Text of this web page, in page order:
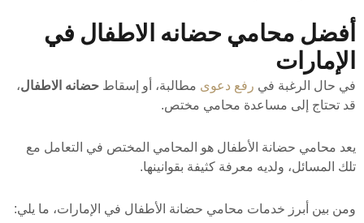
أفضل محامي حضانه الاطفال في
الإمارات
في حال الرغبة في رفع دعوى مطالبة، أو إسقاط حضانه الاطفال،
قد تحتاج إلى مساعدة محامي مختص.
يعد محامي حضانة الأطفال هو المحامي المختص في التعامل مع
تلك المسائل، ولديه معرفة كثيفة بقوانينها.
ومن بين أبرز خدمات محامي حضانة الأطفال في الإمارات، ما يلي: